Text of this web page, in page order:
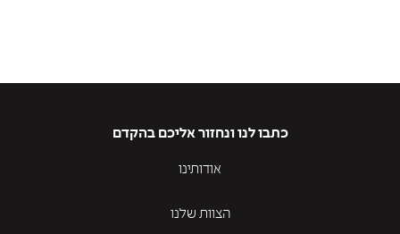
כתבו לנו ונחזור אליכם בהקדם
אודותינו
הצוות שלנו